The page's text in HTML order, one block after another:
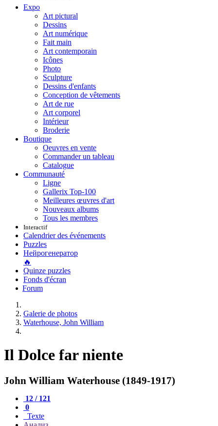
Expo
Art pictural
Dessins
Art numérique
Fait main
Art contemporain
Icônes
Photo
Sculpture
Dessins d'enfants
Conception de vêtements
Art de rue
Art corporel
Intérieur
Broderie
Boutique
Oeuvres en vente
Commander un tableau
Catalogue
Communauté
Ligne
Gallerix Top-100
Meilleures œuvres d'art
Nouveaux albums
Tous les membres
Interactif
Calendrier des événements
Puzzles
Нейрогенератор
🔥
Quinze puzzles
Fonds d'écran
Forum
Galerie de photos
Waterhouse, John William
Il Dolce far niente
John William Waterhouse (1849-1917)
12 / 121
0
Texte